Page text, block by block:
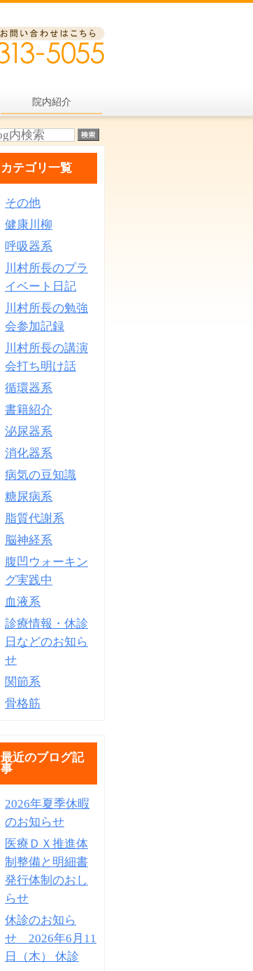
院内紹介
カテゴリ一覧
その他
健康川柳
呼吸器系
川村所長のプラ
イベート日記
川村所長の勉強
会参加記録
川村所長の講演
会打ち明け話
循環器系
書籍紹介
泌尿器系
消化器系
病気の豆知識
糖尿病系
脂質代謝系
脳神経系
腹凹ウォーキン
グ実践中
血液系
診療情報・休診
日などのお知ら
せ
関節系
骨格筋
最近のブログ記
事
2026年夏季休暇
のお知らせ
医療ＤＸ推進体
制整備と明細書
発⾏体制のおし
らせ
休診のお知ら
せ 2026年6月11
日（木） 休診